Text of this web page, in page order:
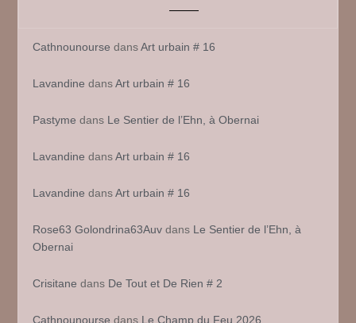
Cathnounourse dansArt urbain # 16
Lavandine dansArt urbain # 16
Pastyme dans Le Sentier de l’Ehn, à Obernai
Lavandine dansArt urbain # 16
Lavandine dansArt urbain # 16
Rose63 Golondrina63Auv dans Le Sentier de l’Ehn, à
Obernai
Crisitane dans De Tout et De Rien # 2
Cathnounourse dans Le Champ du Feu 2026